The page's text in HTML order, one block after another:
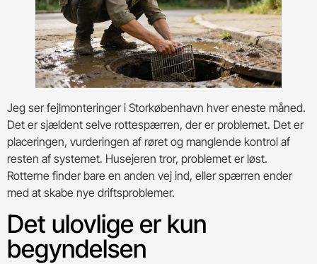
Jeg ser fejlmonteringer i Storkøbenhavn hver eneste måned.
Det er sjældent selve rottespærren, der er problemet. Det er
placeringen, vurderingen af røret og manglende kontrol af
resten af systemet. Husejeren tror, problemet er løst.
Rotterne finder bare en anden vej ind, eller spærren ender
med at skabe nye driftsproblemer.
Det ulovlige er kun
begyndelsen